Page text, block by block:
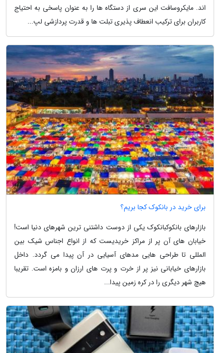
اند. مایکروسافت این سری از دستگاه ها را به عنوان پاسخی به احتیاج
کاربران برای ترکیب انعطاف پذیری تبلت ها و قدرت پردازشی لپ...
برای خرید در بانکوک کجا بریم؟
بازارهای بانکوکبانکوک یکی از دوست داشتنی ترین شهرهای دنیا است!
خیابان های آن پر از مراکز خریدیست که از انواع اجناس شیک بین
المللی تا طراحی هایی مدهای آسیایی در آن پیدا می گردد. داخل
بازارهای خیابانی نیز پر از خرت و پرت های ارزان و بامزه است. تقریبا
هیچ شهر دیگری را در کره زمین پیدا...